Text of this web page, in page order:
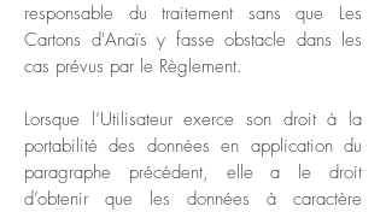
responsable du traitement sans que Les
Cartons d'Anaïs y fasse obstacle dans les
cas prévus par le Règlement.
Lorsque l’Utilisateur exerce son droit à la
portabilité des données en application du
paragraphe précédent, elle a le droit
d’obtenir que les données à caractère